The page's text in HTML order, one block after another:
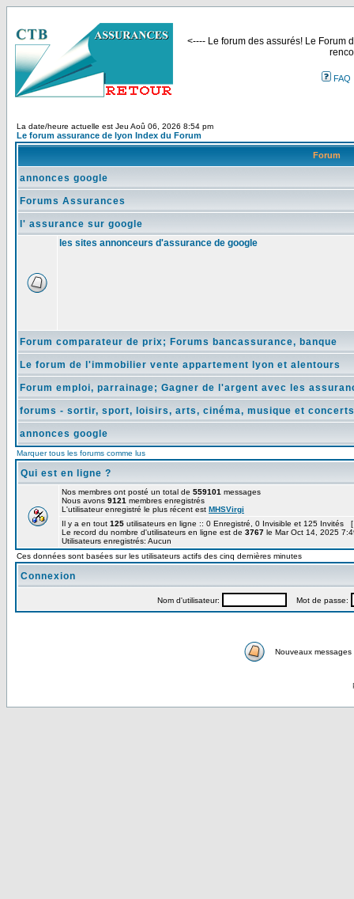
<---- Le forum des assurés! Le Forum
FAQ
La date/heure actuelle est Jeu Aoû 06, 2026 8:54 pm
Le forum assurance de lyon Index du Forum
Forum
annonces google
Forums Assurances
l' assurance sur google
les sites annonceurs d'assurance de google
Forum comparateur de prix; Forums bancassurance, banque
Le forum de l'immobilier vente appartement lyon et alentours
Forum emploi, parrainage; Gagner de l'argent avec les
forums - sortir, sport, loisirs, arts, cinéma, musique et concerts
annonces google
Marquer tous les forums comme lus
Qui est en ligne ?
Nos membres ont posté un total de 559101 messages
Nous avons 9121 membres enregistrés
L'utilisateur enregistré le plus récent est MHSVirgi
Il y a en tout 125 utilisateurs en ligne :: 0 Enregistré, 0 Invisible et 125 Invités [
Le record du nombre d'utilisateurs en ligne est de 3767 le Mar Oct 14, 2025
Utilisateurs enregistrés: Aucun
Ces données sont basées sur les utilisateurs actifs des cinq dernières minutes
Connexion
Nom d'utilisateur: Mot de passe:
Nouveaux messages